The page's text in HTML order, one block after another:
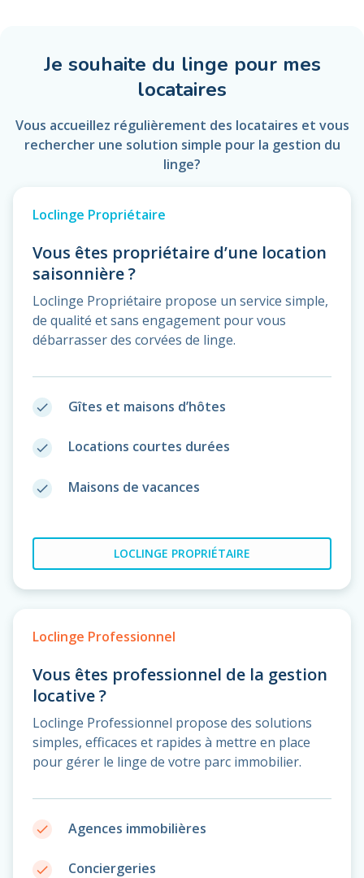
Je souhaite du linge pour mes
locataires
Vous accueillez régulièrement des locataires et vous
rechercher une solution simple pour la gestion du
linge?
Loclinge Propriétaire
Vous êtes propriétaire d’une location
saisonnière ?
Loclinge Propriétaire propose un service simple,
de qualité et sans engagement pour vous
débarrasser des corvées de linge.
done Gîtes et maisons d’hôtes
done Locations courtes durées
done Maisons de vacances
LOCLINGE PROPRIÉTAIRE
Loclinge Professionnel
Vous êtes professionnel de la gestion
locative ?
Loclinge Professionnel propose des solutions
simples, efficaces et rapides à mettre en place
pour gérer le linge de votre parc immobilier.
done Agences immobilières
done Conciergeries